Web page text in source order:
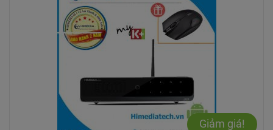
Giảm giá!